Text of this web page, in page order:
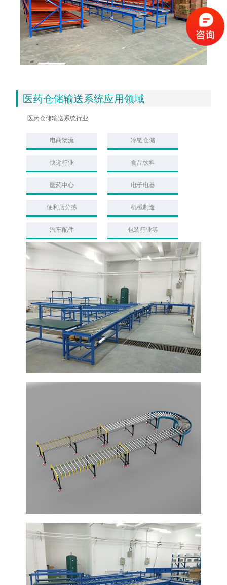
医药仓储输送系统应用领域
医药仓储输送系统行业
电商物流 冷链仓储
快递行业 食品饮料
医药中心 电子电器
便利店分拣 机械制造
汽车配件 包装行业等